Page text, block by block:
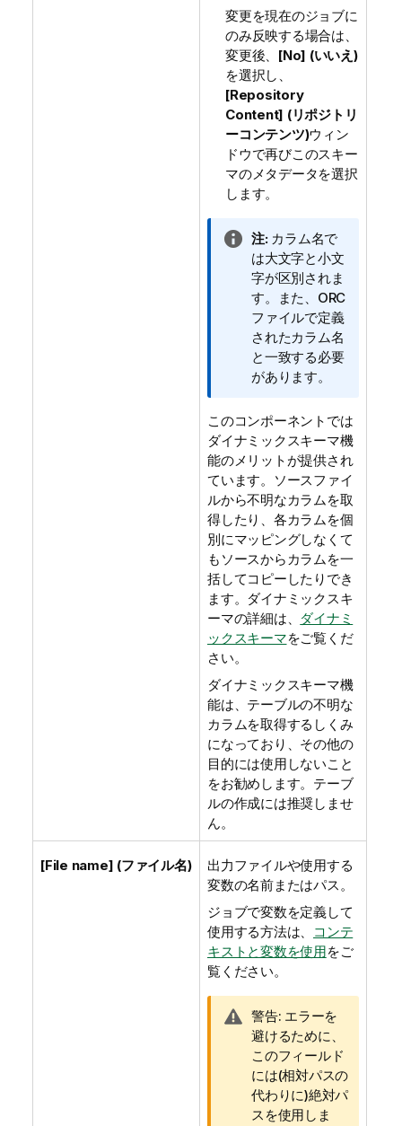
変更を現在のジョブに
のみ反映する場合は、
変更後、 [No] (いいえ)
を選択し、
[Repository
Content] (リポジトリ
ーコンテンツ)ウィン
ドウで再びこのスキー
マのメタデータを選択
します。
情
報
メ
モ
注:カラム名で
は大文字と小文
字が区別されま
す。また、ORC
ファイルで定義
されたカラム名
と一致する必要
があります。
このコンポーネントでは
ダイナミックスキーマ機
能のメリットが提供され
ています。ソースファイ
ルから不明なカラムを取
得したり、各カラムを個
別にマッピングしなくて
もソースからカラムを一
括してコピーしたりでき
ます。ダイナミックスキ
ーマの詳細は、 ダイナミ
ックスキーマをご覧くだ
さい。
ダイナミックスキーマ機
能は、テーブルの不明な
カラムを取得するしくみ
になっており、その他の
目的には使用しないこと
をお勧めします。テーブ
ルの作成には推奨しませ
ん。
[File name] (ファイル名)
出力ファイルや使用する
変数の名前またはパス。
ジョブで変数を定義して
使用する方法は、
コンテ
キストと変数を使用をご
覧ください。
情
報
メ
モ
警告: エラーを
避けるために、
このフィールド
には(相対パスの
代わりに)絶対パ
スを使用しま